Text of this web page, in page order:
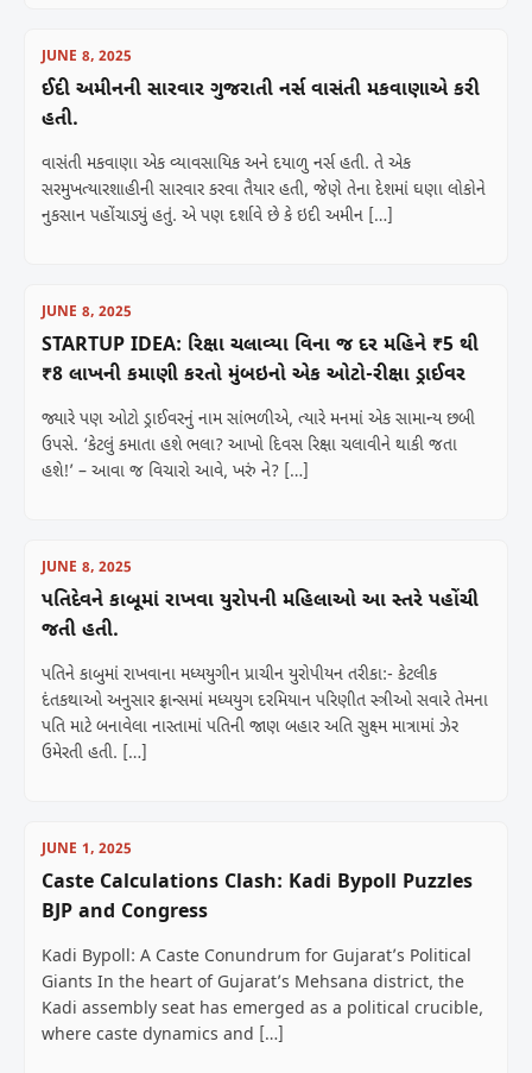
JUNE 8, 2025
ઈદી અમીનની સારવાર ગુજરાતી નર્સ વાસંતી મકવાણાએ કરી
હતી.
વાસંતી મકવાણા એક વ્યાવસાયિક અને દયાળુ નર્સ હતી. તે એક
સરમુખત્યારશાહીની સારવાર કરવા તૈયાર હતી, જેણે તેના દેશમાં ઘણા લોકોને
નુકસાન પહોંચાડ્યું હતું. એ પણ દર્શાવે છે કે ઇદી અમીન […]
JUNE 8, 2025
STARTUP IDEA: રિક્ષા ચલાવ્યા વિના જ દર મહિને ₹5 થી
₹8 લાખની કમાણી કરતો મુંબઇનો એક ઓટો-રીક્ષા ડ્રાઈવર
જ્યારે પણ ઓટો ડ્રાઈવરનું નામ સાંભળીએ, ત્યારે મનમાં એક સામાન્ય છબી
ઉપસે. ‘કેટલું કમાતા હશે ભલા? આખો દિવસ રિક્ષા ચલાવીને થાકી જતા
હશે!’ – આવા જ વિચારો આવે, ખરું ને? […]
JUNE 8, 2025
પતિદેવને કાબૂમાં રાખવા યુરોપની મહિલાઓ આ સ્તરે પહોંચી
જતી હતી.
પતિને કાબુમાં રાખવાના મધ્યયુગીન પ્રાચીન યુરોપીયન તરીકા:- કેટલીક
દંતકથાઓ અનુસાર ફ્રાન્સમાં મધ્યયુગ દરમિયાન પરિણીત સ્ત્રીઓ સવારે તેમના
પતિ માટે બનાવેલા નાસ્તામાં પતિની જાણ બહાર અતિ સુક્ષ્મ માત્રામાં ઝેર
ઉમેરતી હતી. […]
JUNE 1, 2025
Caste Calculations Clash: Kadi Bypoll Puzzles
BJP and Congress
Kadi Bypoll: A Caste Conundrum for Gujarat’s Political
Giants In the heart of Gujarat’s Mehsana district, the
Kadi assembly seat has emerged as a political crucible,
where caste dynamics and […]